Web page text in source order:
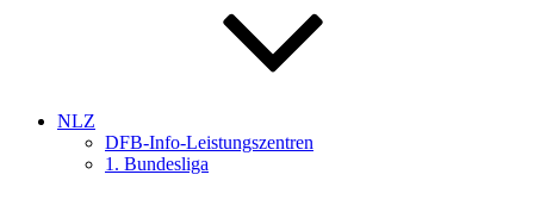
NLZ
DFB-Info-Leistungszentren
1. Bundesliga